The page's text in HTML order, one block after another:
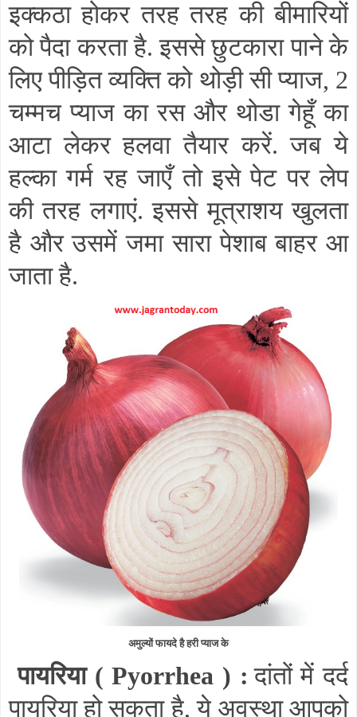
इक्कठा होकर तरह तरह की बीमारियों
को पैदा करता है. इससे छुटकारा पाने के
लिए पीड़ित व्यक्ति को थोड़ी सी प्याज, 2
चम्मच प्याज का रस और थोडा गेहूँ का
आटा लेकर हलवा तैयार करें. जब ये
हल्का गर्म रह जाएँ तो इसे पेट पर लेप
की तरह लगाएं. इससे मूत्राशय खुलता
है और उसमें जमा सारा पेशाब बाहर आ
जाता है.
अमुल्यों फायदे है हरी प्याज के
पायरिया ( Pyorrhea ) : दांतों में दर्द
पायरिया हो सकता है,ये अवस्था आपको